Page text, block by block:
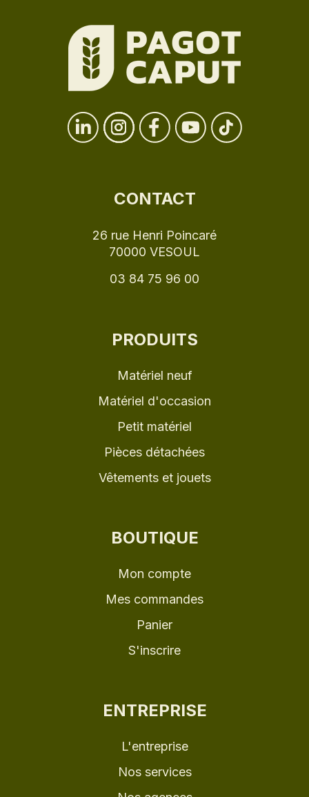
CONTACT
26 rue Henri Poincaré
70000 VESOUL
03 84 75 96 00
PRODUITS
Matériel neuf
Matériel d'occasion
Petit matériel
Pièces détachées
Vêtements et jouets
BOUTIQUE
Mon compte
Mes commandes
Panier
S'inscrire
ENTREPRISE
L'entreprise
Nos services